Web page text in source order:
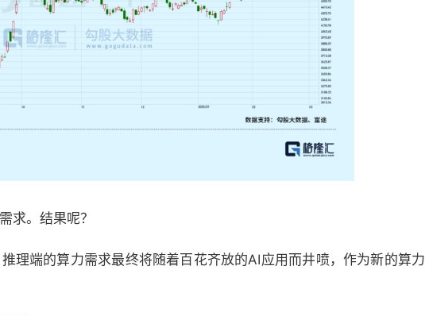
求。结果呢？
理端的算力需求最终将随着百花齐放的AI应用而井喷，作为新的算力